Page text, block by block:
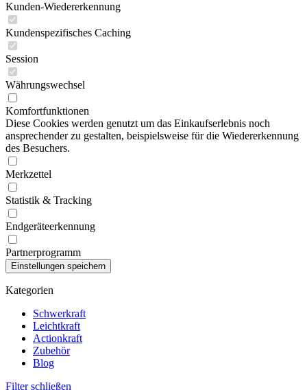
Kunden-Wiedererkennung
Kundenspezifisches Caching
Session
Währungswechsel
Komfortfunktionen
Diese Cookies werden genutzt um das Einkaufserlebnis noch
ansprechender zu gestalten, beispielsweise für die Wiedererkennung
des Besuchers.
Merkzettel
Statistik & Tracking
Endgeräteerkennung
Partnerprogramm
Kategorien
Schwerkraft
Leichtkraft
Actionkraft
Zubehör
Blog
Filter schließen